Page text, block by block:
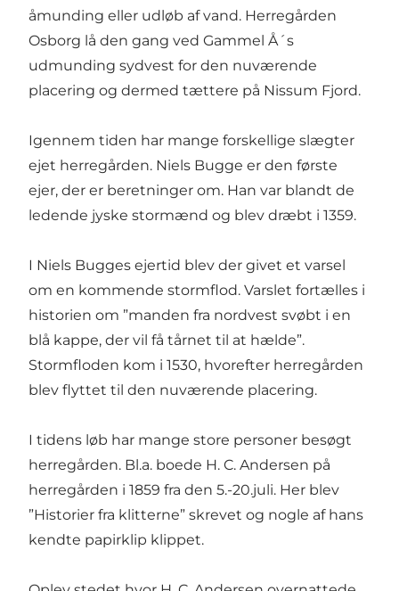
åmunding eller udløb af vand. Herregården
Osborg lå den gang ved Gammel Å´s
udmunding sydvest for den nuværende
placering og dermed tættere på Nissum Fjord.
Igennem tiden har mange forskellige slægter
ejet herregården. Niels Bugge er den første
ejer, der er beretninger om. Han var blandt de
ledende jyske stormænd og blev dræbt i 1359.
I Niels Bugges ejertid blev der givet et varsel
om en kommende stormflod. Varslet fortælles i
historien om ”manden fra nordvest svøbt i en
blå kappe, der vil få tårnet til at hælde”.
Stormfloden kom i 1530, hvorefter herregården
blev flyttet til den nuværende placering.
I tidens løb har mange store personer besøgt
herregården. Bl.a. boede H. C. Andersen på
herregården i 1859 fra den 5.-20.juli. Her blev
”Historier fra klitterne” skrevet og nogle af hans
kendte papirklip klippet.